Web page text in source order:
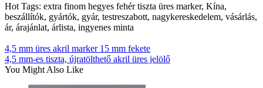
Hot Tags: extra finom hegyes fehér tiszta üres marker, Kína,
beszállítók, gyártók, gyár, testreszabott, nagykereskedelem, vásárlás,
ár, árajánlat, árlista, ingyenes minta
4,5 mm üres akril marker 15 mm fekete
4,5 mm-es tiszta, újratölthető akril üres jelölő
You Might Also Like